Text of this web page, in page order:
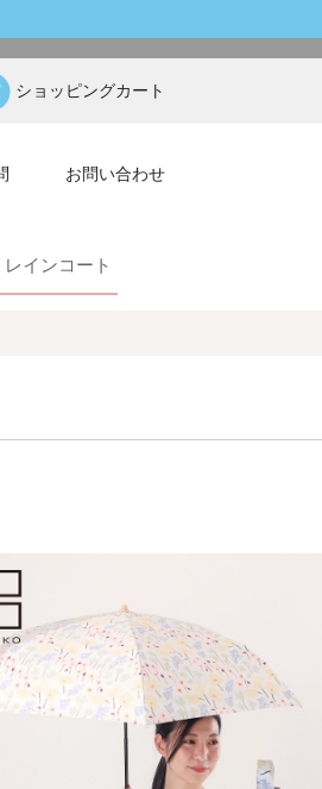
ショッピングカート
お問い合わせ
レインコート